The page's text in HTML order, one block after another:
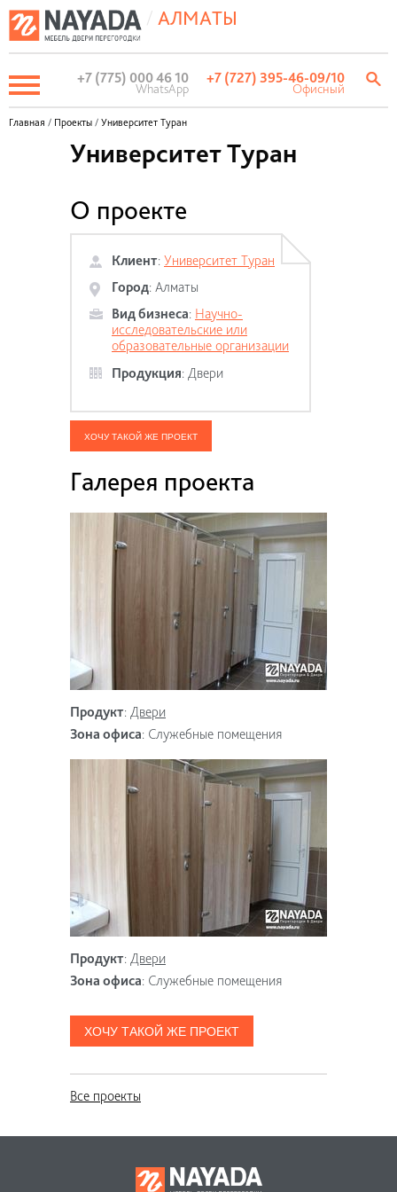
/ АЛМАТЫ
+7 (775) 000 46 10
WhatsApp
+7 (727) 395-46-09/10
Офисный
Главная / Проекты / Университет Туран
Университет Туран
О проекте
Клиент: Университет Туран
Город: Алматы
Вид бизнеса: Научно-
исследовательские или
образовательные организации
Продукция: Двери
ХОЧУ ТАКОЙ ЖЕ ПРОЕКТ
Галерея проекта
Продукт: Двери
Зона офиса: Служебные помещения
Продукт: Двери
Зона офиса: Служебные помещения
ХОЧУ ТАКОЙ ЖЕ ПРОЕКТ
Все проекты